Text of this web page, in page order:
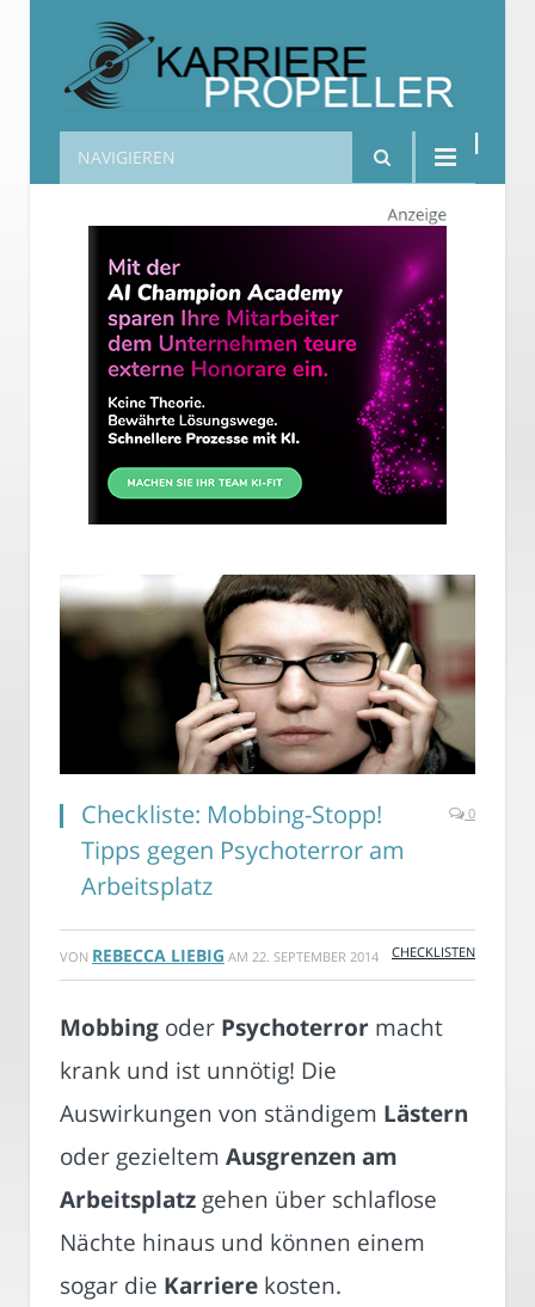
Karrierepropeller
NAVIGIEREN
Checkliste: Mobbing-Stopp!
Tipps gegen Psychoterror am
Arbeitsplatz
0
VON REBECCA LIEBIG AM 22. SEPTEMBER 2014 CHECKLISTEN
Mobbing oder Psychoterror macht
krank und ist unnötig! Die
Auswirkungen von ständigem Lästern
oder gezieltem Ausgrenzen am
Arbeitsplatz gehen über schlaflose
Nächte hinaus und können einem
sogar die Karriere kosten.